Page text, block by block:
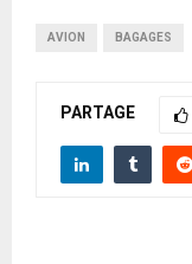
AVION BAGAGES
PARTAGE